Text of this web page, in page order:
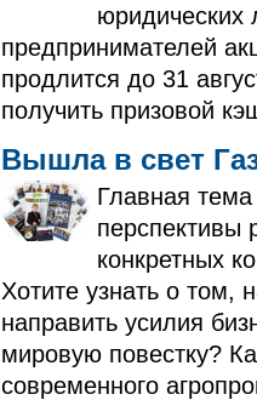
юридических
предпринимателей
продлится до 31
получить призовой
Вышла в свет
Главная
перспективы
конкретных
Хотите узнать о том,
направить усилия
мировую повестку?
современного